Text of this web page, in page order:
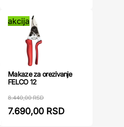
akcija
Makaze za orezivanje
FELCO 12
8.440,00 RSD
7.690,00 RSD